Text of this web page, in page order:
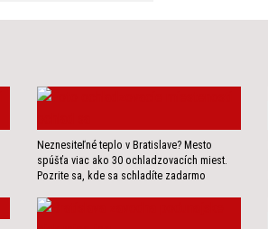
Neznesiteľné teplo v Bratislave? Mesto
spúšťa viac ako 30 ochladzovacích miest.
Pozrite sa, kde sa schladíte zadarmo